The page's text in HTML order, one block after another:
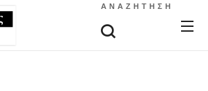
ΑΝΑΖΉΤΗΣΗ